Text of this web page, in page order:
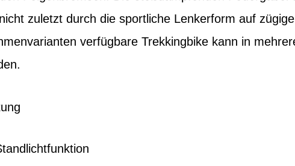
zuletzt durch die sportliche Lenkerform auf
verfügbare Trekkingbike kann in